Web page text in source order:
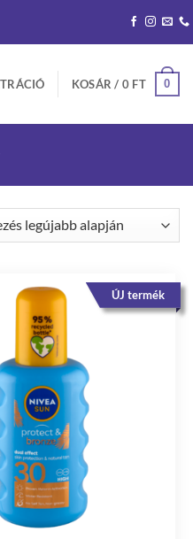
KOSÁR / 0 FT 0
ÚJ termék